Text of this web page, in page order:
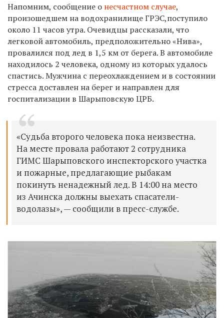
Напомним, сообщение о несчастном случае,
произошедшем на водохранилище ГРЭС,поступило
около 11 часов утра. Очевидцы рассказали, что
легковой автомобиль, предположительно «Нива»,
провалился под лед в 1,5 км от берега. В автомобиле
находилось 2 человека, одному из которых удалось
спастись. Мужчина с переохлаждением и в состоянии
стресса доставлен на берег и направлен для
госпитализации в Шарыповскую ЦРБ.
«Судьба второго человека пока неизвестна.
На месте провала работают 2 сотрудника
ГИМС Шарыповского инспекторского участка
и пожарные, предлагающие рыбакам
покинуть ненадежный лед. В 14:00 на место
из Ачинска должны выехать спасатели-
водолазы», — сообщили в пресс-службе.